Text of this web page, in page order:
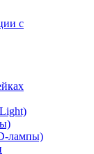
с
лампы)